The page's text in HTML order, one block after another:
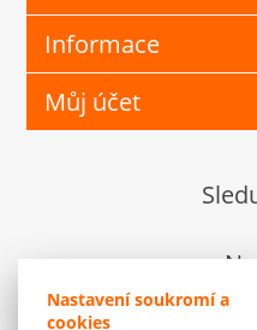
Nastavení soukromí a
cookies
Informace
Můj účet